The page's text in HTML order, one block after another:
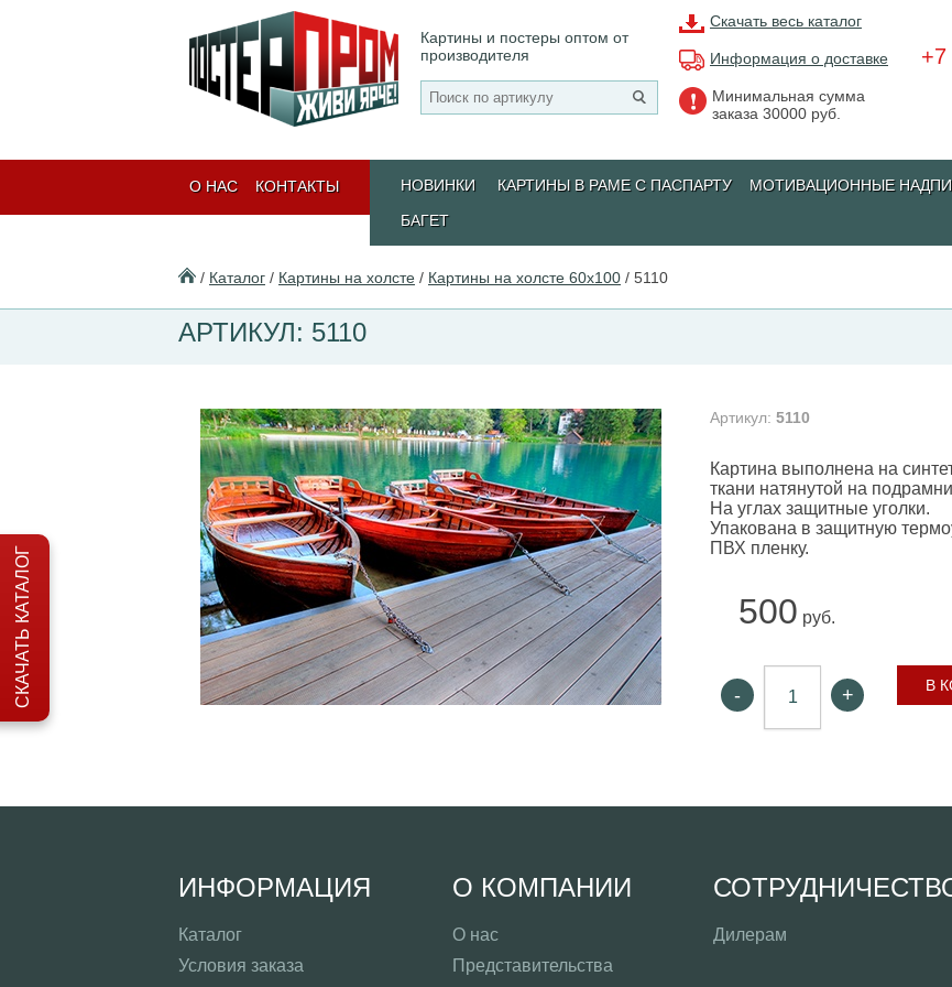
Картины и постеры оптом от
производителя
Скачать весь каталог
Информация о доставке
Минимальная сумма
заказа 30000 руб.
+7
О НАС КОНТАКТЫ НОВИНКИ КАРТИНЫ В РАМЕ С ПАСПАРТУ МОТИВАЦИОННЫЕ
БАГЕТ
/ Каталог / Картины на холсте / Картины на холсте 60х100 / 5110
АРТИКУЛ: 5110
Артикул: 5110
Картина выполнена на
ткани натянутой на
На углах защитные уголки.
Упакована в защитную
ПВХ пленку.
500 руб.
- + В
ИНФОРМАЦИЯ
Каталог
Условия заказа
О КОМПАНИИ
О нас
Представительства
Дилерам
СКАЧАТЬ КАТАЛОГ